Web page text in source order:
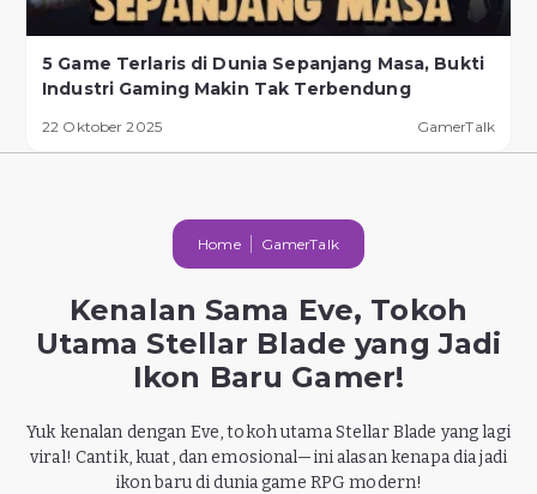
5 Game Terlaris di Dunia Sepanjang Masa, Bukti
Industri Gaming Makin Tak Terbendung
22 Oktober 2025 GamerTalk
Home GamerTalk
Kenalan Sama Eve, Tokoh
Utama Stellar Blade yang Jadi
Ikon Baru Gamer!
Yuk kenalan dengan Eve, tokoh utama Stellar Blade yang lagi
viral! Cantik, kuat, dan emosional—ini alasan kenapa dia jadi
ikon baru di dunia game RPG modern!